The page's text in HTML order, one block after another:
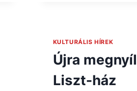
KULTURÁLIS HÍREK
Újra
Liszt-ház